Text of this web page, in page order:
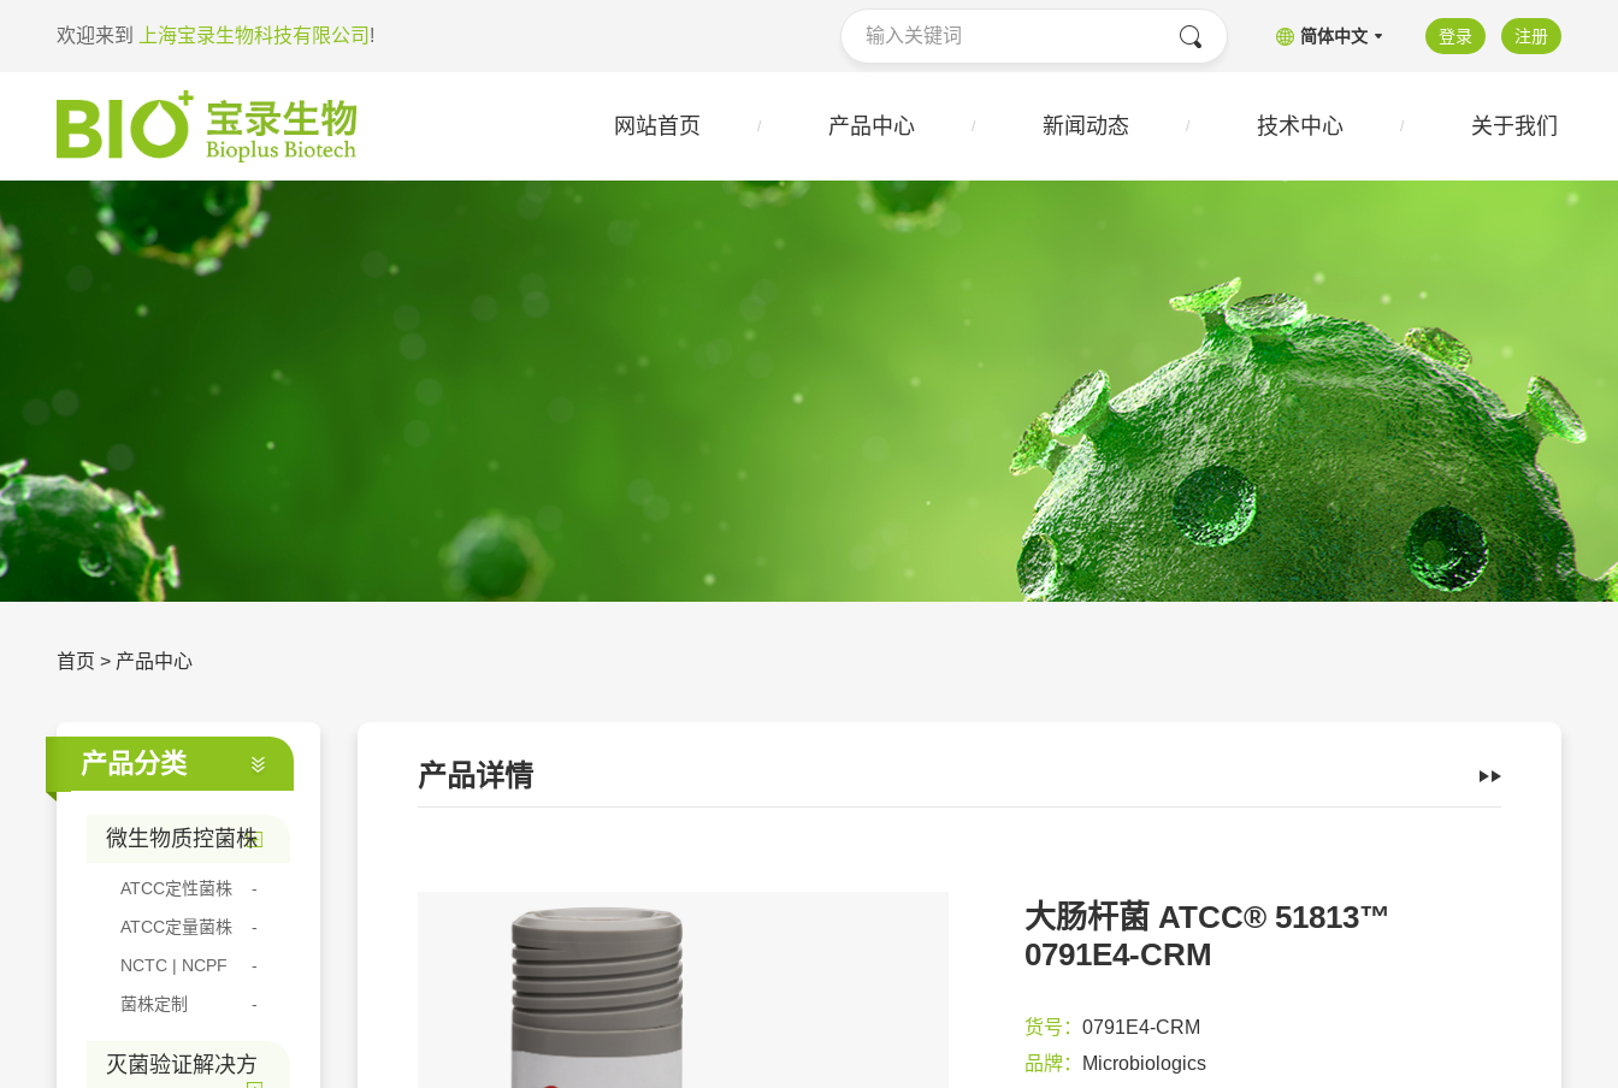
欢迎来到 上海宝录生物科技有限公司 ! 简体中文 登录 注册
网站首页 产品中心 新闻动态 技术中心 关于我们
首页 > 产品中心
产品分类
微生物质控菌株
ATCC定性菌株
ATCC定量菌株
NCTC | NCPF
菌株定制
灭菌验证解决方
产品详情
大肠杆菌 ATCC® 51813™
0791E4-CRM
货号： 0791E4-CRM
品牌：
Microbiologics